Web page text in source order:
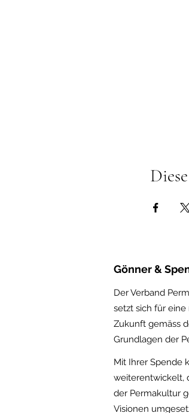
Gönner &
Der Verband
setzt sich für
Zukunft gemäss
Grundlagen der
Mit Ihrer Spende
weiterentwickelt,
der Permakultur
Visionen